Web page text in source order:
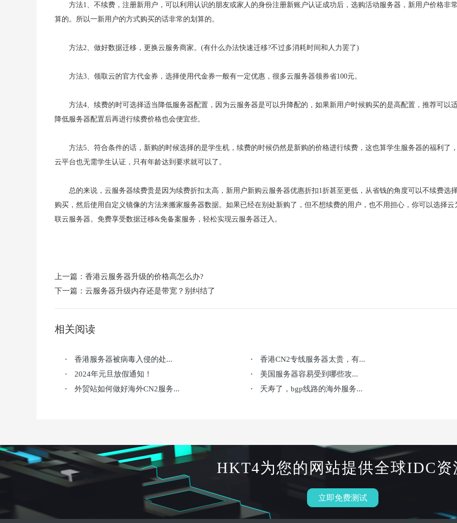
方法1、不续费，注册新用户，可以利用认识的朋友或家人的身份注册新账户认证成功后，选购活动服务器，新用户价格非
算的。所以一新用户的方式购买的话非常的划算的。
方法2、做好数据迁移，更换云服务商家。(有什么办法快速迁移?不过多消耗时间和人力罢了)
方法3、领取云的官方代金券，选择使用代金券一般有一定优惠，很多云服务器领券省100元。
方法4、续费的时可选择适当降低服务器配置，因为云服务器是可以升降配的，如果新用户时候购买的是高配置，推荐可以
降低服务器配置后再进行续费价格也会便宜些。
方法5、符合条件的话，新购的时候选择的是学生机，续费的时候仍然是新购的价格进行续费，这也算学生服务器的福利了
云平台也无需学生认证，只有年龄达到要求就可以了。
总的来说，云服务器续费贵是因为续费折扣太高，新用户新购云服务器优惠折扣1折甚至更低，从省钱的角度可以不续费选
购买，然后使用自定义镜像的方法来搬家服务器数据。如果已经在别处新购了，但不想续费的用户，也不用担心，你可以选择云
联云服务器。免费享受数据迁移&免备案服务，轻松实现云服务器迁入。
上一篇： 香港云服务器升级的价格高怎么办?
下一篇： 云服务器升级内存还是带宽？别纠结了
相关阅读
· 香港服务器被病毒入侵的处... · 香港CN2专线服务器太贵，有...
· 2024年元旦放假通知！ · 美国服务器容易受到哪些攻...
· 外贸站如何做好海外CN2服务... · 夭寿了，bgp线路的海外服务...
HKT4为您的网站提供全球IDC资
立即免费测试